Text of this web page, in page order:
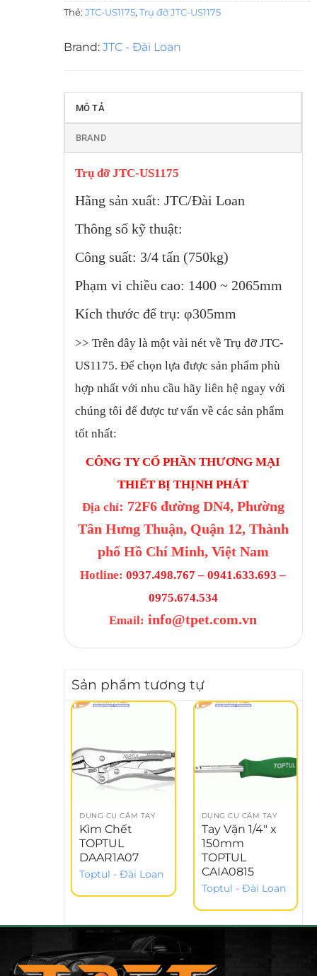
Thẻ: JTC-US1175, Trụ đỡ JTC-US1175
Brand: JTC - Đài Loan
MÔ TẢ
BRAND
Trụ đỡ JTC-US1175
Hãng sản xuất: JTC/Đài Loan
Thông số kỹ thuật:
Công suất: 3/4 tấn (750kg)
Phạm vi chiều cao: 1400 ~ 2065mm
Kích thước đế trụ: φ305mm
>> Trên đây là một vài nét về Trụ đỡ JTC-
US1175. Để chọn lựa được sản phẩm phù
hợp nhất với nhu cầu hãy liên hệ ngay với
chúng tôi để được tư vấn về các sản phẩm
tốt nhất:
CÔNG TY CỔ PHẦN THƯƠNG MẠI
THIẾT BỊ THỊNH PHÁT
Địa chỉ: 72F6 đường DN4, Phường
Tân Hưng Thuận, Quận 12, Thành
phố Hồ Chí Minh, Việt Nam
Hotline: 0937.498.767 – 0941.633.693 –
0975.674.534
Email: info@tpet.com.vn
Sản phẩm tương tự
DỤNG CỤ CẦM TAY
Kìm Chết
TOPTUL
DAAR1A07
Toptul - Đài Loan
DỤNG CỤ CẦM TAY
Tay Vặn 1/4″ x
150mm
TOPTUL
CAIA0815
Toptul - Đài Loan